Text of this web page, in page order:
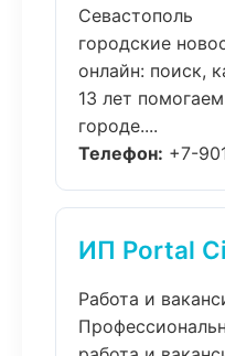
Севастополь
городские
онлайн: поиск,
13 лет
городе....
Телефон: +7-
ИП Portal
Работа и